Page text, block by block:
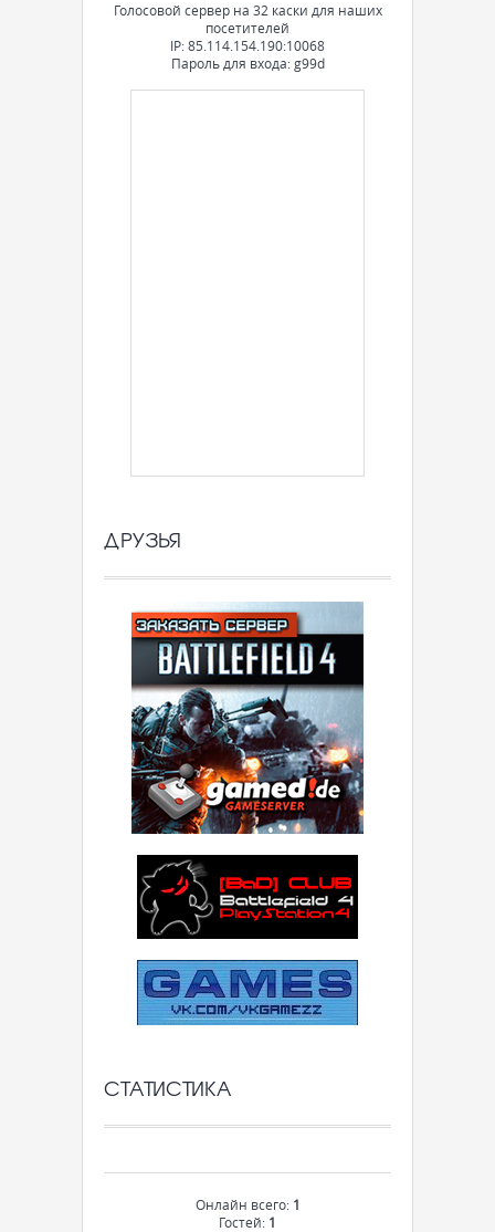
Голосовой сервер на 32 каски для наших
посетителей
IP: 85.114.154.190:10068
Пароль для входа: g99d
ДРУЗЬЯ
СТАТИСТИКА
Онлайн всего: 1
Гостей: 1